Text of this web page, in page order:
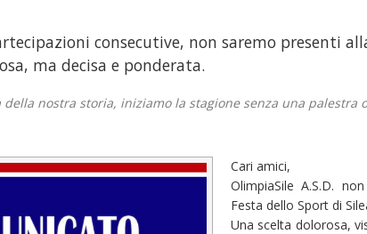
consecutive, non saremo presenti
ma decisa e ponderata.
della nostra storia, iniziamo la stagione senza una palestra
Cari amici,
OlimpiaSile A.S.D.
Festa dello Sport di
Una scelta dolorosa,